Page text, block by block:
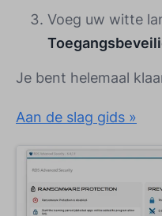
Voeg uw witte
Je bent helemaal
Aan de slag gids »